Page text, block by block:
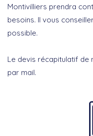
Montivilliers prendra
besoins. Il vous
possible.
Le devis récapitulatif de
par mail.